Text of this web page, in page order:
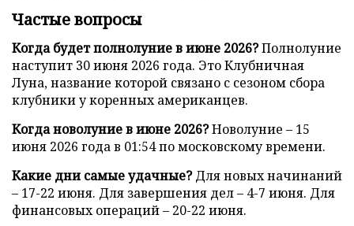
Частые вопросы
Когда будет полнолуние в июне 2026?Полнолуние
наступит 30 июня 2026 года. Это Клубничная
Луна, название которой связано с сезоном сбора
клубники у коренных американцев.
Когда новолуние в июне 2026?Новолуние – 15
июня 2026 года в 01:54 по московскому времени.
Какие дни самые удачные?Для новых начинаний
– 17-22 июня. Для завершения дел – 4-7 июня. Для
финансовых операций – 20-22 июня.